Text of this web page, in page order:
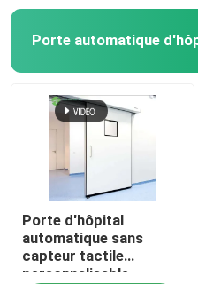
Porte automatique
Porte d'hôpital
automatique sans
capteur tactile
personnalisable